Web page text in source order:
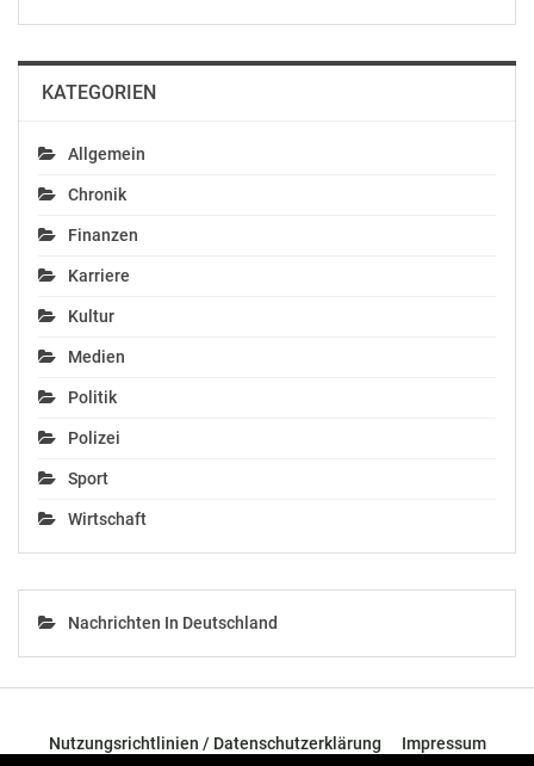
KATEGORIEN
Allgemein
Chronik
Finanzen
Karriere
Kultur
Medien
Politik
Polizei
Sport
Wirtschaft
Nachrichten In Deutschland
Nutzungsrichtlinien / Datenschutzerklärung Impressum